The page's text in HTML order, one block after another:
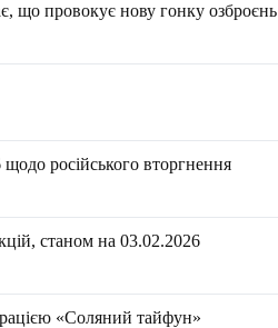
що провокує нову гонку озброєнь
російського вторгнення
станом на 03.02.2026​​
«Соляний тайфун»